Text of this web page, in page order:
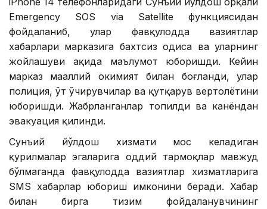
Emergency SOS via Satellite функциясидан
фойдаланиб, улар фавқулодда вазиятлар
хабарлари марказига бахтсиз ҳодиса ва уларнинг
жойлашуви ҳақида маълумот юборишди. Кейин
марказ маҳаллий ҳокимият билан боғланди, улар
полиция, ўт ўчирувчилар ва қутқарув вертолётини
юборишди. Жабрланганлар топилди ва канёндан
эвакуация қилинди.
Сунъий йўлдош хизмати мос келадиган
қурилмалар эгаларига оддий тармоқлар мавжуд
бўлмаганда фавқулодда вазиятлар хизматларига
SМS хабарлар юбориш имконини беради. Хабар
билан бирга тизим фойдаланувчининг